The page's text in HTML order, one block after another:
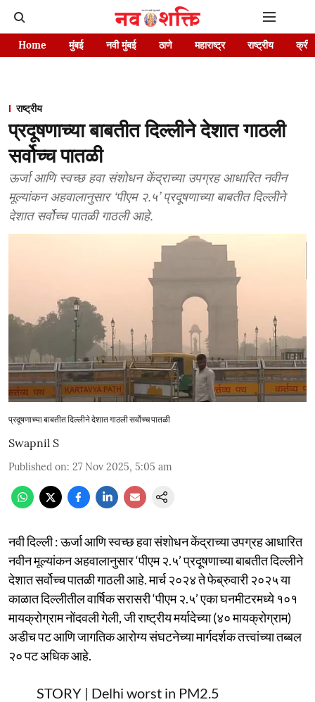
Home मुंबई नवी मुंबई ठाणे महाराष्ट्र राष्ट्रीय
राष्ट्रीय
प्रदूषणाच्या बाबतीत दिल्लीने देशात गाठली
सर्वोच्च पातळी
ऊर्जा आणि स्वच्छ हवा संशोधन केंद्राच्या उपग्रह आधारित नवीन
मूल्यांकन अहवालानुसार ‘पीएम २.५’ प्रदूषणाच्या बाबतीत दिल्लीने
देशात सर्वोच्च पातळी गाठली आहे.
प्रदूषणाच्या बाबतीत दिल्लीने देशात गाठली सर्वोच्च पातळी
Swapnil S
Published on: 27 Nov 2025, 5:05 am
नवी दिल्ली : ऊर्जा आणि स्वच्छ हवा संशोधन केंद्राच्या उपग्रह आधारित
नवीन मूल्यांकन अहवालानुसार ‘पीएम २.५’ प्रदूषणाच्या बाबतीत दिल्लीने
देशात सर्वोच्च पातळी गाठली आहे. मार्च २०२४ ते फेब्रुवारी २०२५ या
काळात दिल्लीतील वार्षिक सरासरी ‘पीएम २.५’ एका घनमीटरमध्ये १०१
मायक्रोग्राम नोंदवली गेली, जी राष्ट्रीय मर्यादेच्या (४० मायक्रोग्राम)
अडीच पट आणि जागतिक आरोग्य संघटनेच्या मार्गदर्शक तत्त्वांच्या तब्बल
२० पट अधिक आहे.
STORY | Delhi worst in PM2.5